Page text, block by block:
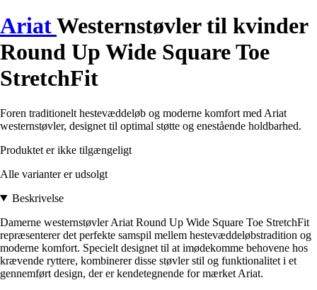
AriatWesternstøvler til kvinder
Round Up Wide Square Toe
StretchFit
Foren traditionelt hestevæddeløb og moderne komfort med Ariat
westernstøvler, designet til optimal støtte og enestående holdbarhed.
Produktet er ikke tilgængeligt
Alle varianter er udsolgt
Beskrivelse
Damerne westernstøvler Ariat Round Up Wide Square Toe StretchFit
repræsenterer det perfekte samspil mellem hestevæddeløbstradition og
moderne komfort. Specielt designet til at imødekomme behovene hos
krævende ryttere, kombinerer disse støvler stil og funktionalitet i et
gennemført design, der er kendetegnende for mærket Ariat.